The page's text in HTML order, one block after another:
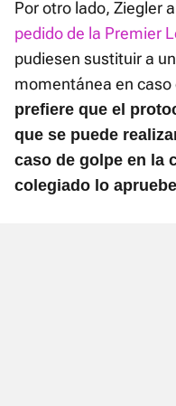
Por otro lado, Ziegler
pedido de la Premier
pudiesen sustituir a
momentánea en
prefiere que el
que se puede
caso de golpe en la
colegiado lo